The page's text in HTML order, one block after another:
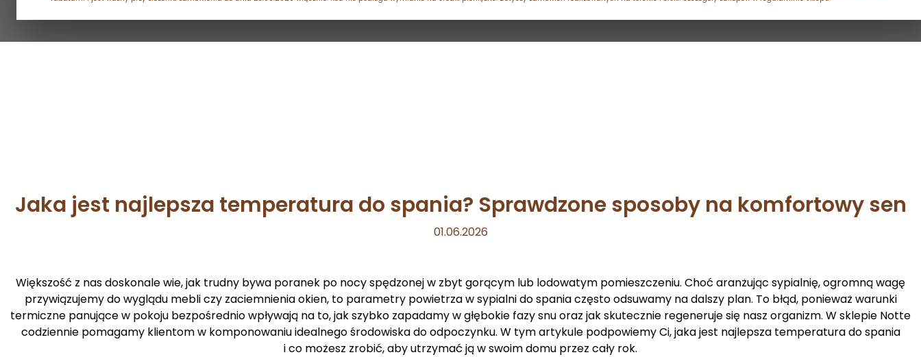
Jaka jest najlepsza temperatura do spania? Sprawdzone sposoby na komfortowy sen
01.06.2026
Większość z nas doskonale wie, jak trudny bywa poranek po nocy spędzonej w zbyt gorącym lub lodowatym pomieszczeniu. Choć aranżując sypialnię, ogromną wagę
przywiązujemy do wyglądu mebli czy zaciemnienia okien, to parametry powietrza w sypialni do spania często odsuwamy na dalszy plan. To błąd, ponieważ warunki
termiczne panujące w pokoju bezpośrednio wpływają na to, jak szybko zapadamy w głębokie fazy snu oraz jak skutecznie regeneruje się nasz organizm. W sklepie Notte
codziennie pomagamy klientom w komponowaniu idealnego środowiska do odpoczynku. W tym artykule podpowiemy Ci, jaka jest najlepsza temperatura do spania
i co możesz zrobić, aby utrzymać ją w swoim domu przez cały rok.